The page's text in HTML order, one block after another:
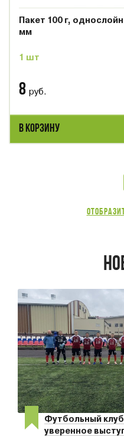
Пакет 100 г,
мм
1 шт
8 руб.
В КОРЗИНУ
Футбольный
уверенное